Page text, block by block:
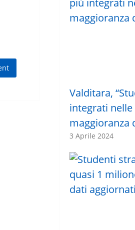
Valditara,
integrati nelle
maggioranza
3 Aprile 2024